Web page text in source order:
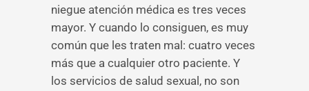
niegue atención médica es tres veces
mayor. Y cuando lo consiguen, es muy
común que les traten mal: cuatro veces
más que a cualquier otro paciente. Y
los servicios de salud sexual, no son